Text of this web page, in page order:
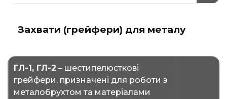
Захвати (грейфери) для металу
ГЛ-1, ГЛ-2 – шестипелюсткові
грейфери, призначені для роботи з
металобрухтом та матеріалами